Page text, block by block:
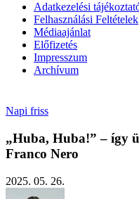
Adatkezelési
Felhasználási Feltételek
Médiaajánlat
Előfizetés
Impresszum
Archívum
Napi friss
„Huba, Huba!” – így
Franco Nero
2025. 05. 26.